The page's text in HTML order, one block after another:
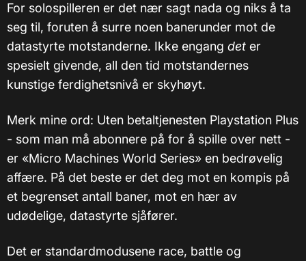
For solospilleren er det nær sagt nada og niks å ta
seg til, foruten å surre noen banerunder mot de
datastyrte motstanderne. Ikke engang det er
spesielt givende, all den tid motstandernes
kunstige ferdighetsnivå er skyhøyt.
Merk mine ord: Uten betaltjenesten Playstation Plus
- som man må abonnere på for å spille over nett -
er «Micro Machines World Series» en bedrøvelig
affære. På det beste er det deg mot en kompis på
et begrenset antall baner, mot en hær av
udødelige, datastyrte sjåfører.
Det er standardmodusene race, battle og